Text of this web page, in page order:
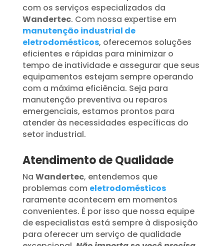
com os serviços especializados da
Wandertec. Com nossa expertise em
manutenção industrial de
eletrodomésticos, oferecemos soluções
eficientes e rápidas para minimizar o
tempo de inatividade e assegurar que seus
equipamentos estejam sempre operando
com a máxima eficiência. Seja para
manutenção preventiva ou reparos
emergenciais, estamos prontos para
atender às necessidades específicas do
setor industrial.
Atendimento de Qualidade
Na Wandertec, entendemos que
problemas com eletrodomésticos
raramente acontecem em momentos
convenientes. É por isso que nossa equipe
de especialistas está sempre à disposição
para oferecer um serviço de qualidade